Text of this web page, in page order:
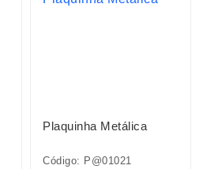
Plaquinha Metálica
Código: P@01021